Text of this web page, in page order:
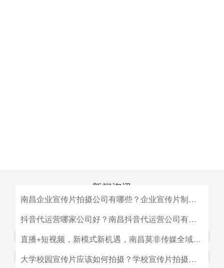
新闻资讯
南昌企业宣传片拍摄公司有哪些？企业宣传片制作公司哪家好
南昌企业宣传片拍摄公司有哪些？企业宣传片制作公司哪家
视宣传的规模，似乎企业宣传片是大企业才做得起的东西。
而事实上，正是因为公司规模小，才需要通过一个企业形象
抖音代运营哪家公司好？南昌抖音代运营公司有哪些？
抖音代运营哪家公司好？南昌抖音代运营公司有哪些？抖音
何选择抖音代运营公司呢，首先我们要先了解抖音代运营的
直播+短视频，新模式新机遇，南昌莫非传媒全域营销平台全新低成本精准拓客！
直播+短视频，新模式新机遇，南昌莫非传媒全域营销平台
大学校园宣传片应该如何拍摄？学校宣传片拍摄出来有哪些作用？